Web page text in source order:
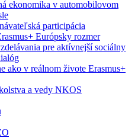
ekonomika v automobilovom
participácia
Európsky rozmer
pre aktívnejší sociálny
ako v reálnom živote Erasmus+
a vedy NKOS